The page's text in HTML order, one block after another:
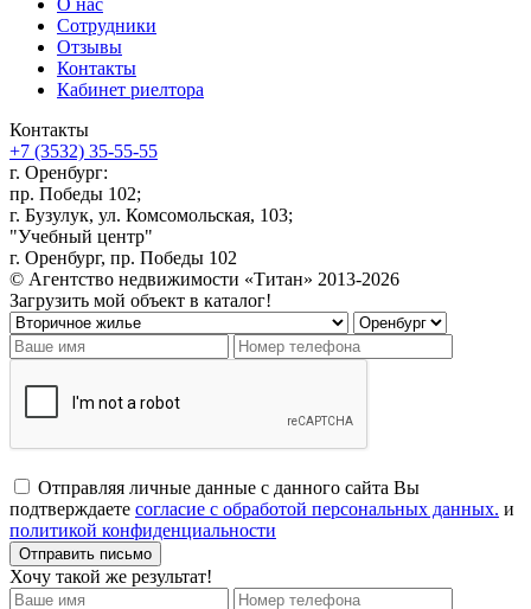
Сотрудники
Отзывы
Контакты
Кабинет риелтора
Контакты
+7 (3532) 35-55-55
г. Оренбург:
пр. Победы 102;
г. Бузулук, ул. Комсомольская, 103;
"Учебный центр"
г. Оренбург, пр. Победы 102
© Агентство недвижимости «Титан» 2013-2026
Загрузить мой объект в каталог!
Отправляя личные данные с данного сайта Вы
подтверждаете согласие с обработой персональных данных. и
политикой конфиденциальности
Хочу такой же результат!